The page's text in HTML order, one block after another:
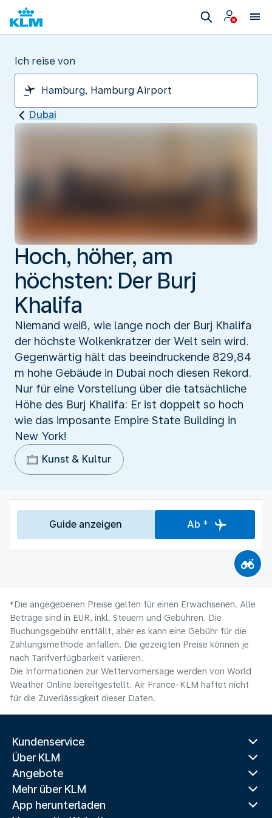
Ich reise von
Dubai
Hoch, höher, am
höchsten: Der Burj
Khalifa
Niemand weiß, wie lange noch der Burj Khalifa
der höchste Wolkenkratzer der Welt sein wird.
Gegenwärtig hält das beeindruckende 829,84
m hohe Gebäude in Dubai noch diesen Rekord.
Nur für eine Vorstellung über die tatsächliche
Höhe des Burj Khalifa: Er ist doppelt so hoch
wie das imposante Empire State Building in
New York!
Kunst & Kultur
Guide anzeigen Ab *
*Die angegebenen Preise gelten für einen Erwachsenen. Alle
Beträge sind in EUR, inkl. Steuern und Gebühren. Die
Buchungsgebühr entfällt, aber es kann eine Gebühr für die
Zahlungsmethode anfallen. Die gezeigten Preise können je
nach Tarifverfügbarkeit variieren.
Die Informationen zur Wettervorhersage werden von World
Weather Online bereitgestellt. Air France-KLM haftet nicht
für die Zuverlässigkeit dieser Daten.
Kundenservice
Über KLM
Angebote
Mehr über KLM
App herunterladen